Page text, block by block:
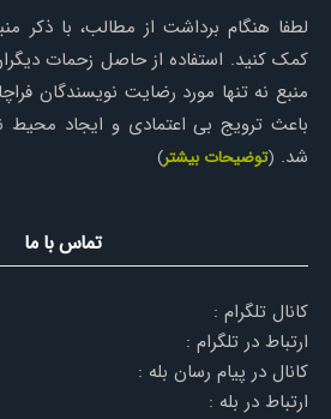
لطفا هنگام برداشت از مطالب، با ذکر
کمک کنید. استفاده از حاصل زحمات
منبع نه تنها مورد رضایت نویسندگان
باعث ترویج بی اعتمادی و ایجاد محیط
شد. (توضیحات بیشتر)
تماس با ما
کانال تلگرام :
ارتباط در تلگرام :
کانال در پیام رسان بله :
ارتباط در بله :